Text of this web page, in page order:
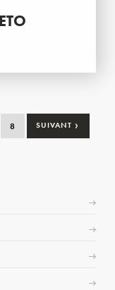
8 SUIVANT ›